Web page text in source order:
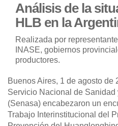
Análisis de la
HLB en la
Realizada por
INASE, gobiernos
productores.
Buenos Aires, 1 de agosto de
Servicio Nacional de
(Senasa) encabezaron un
Trabajo Interinstitucional del